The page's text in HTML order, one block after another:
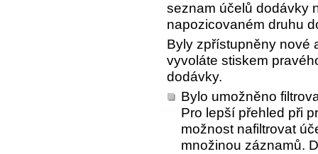
seznam účelů dodávky
napozicovaném druhu
Byly zpřístupněny nové
vyvoláte stiskem
dodávky.
Bylo umožněno
Pro lepší přehled při
možnost nafiltrovat
množinou záznamů.